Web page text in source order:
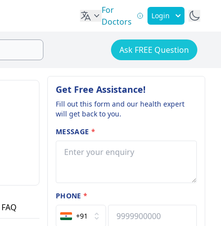
For
Doctors
Login
Ask FREE Question
FAQ
Get Free Assistance!
Fill out this form and our health expert
will get back to you.
MESSAGE *
PHONE*
+91